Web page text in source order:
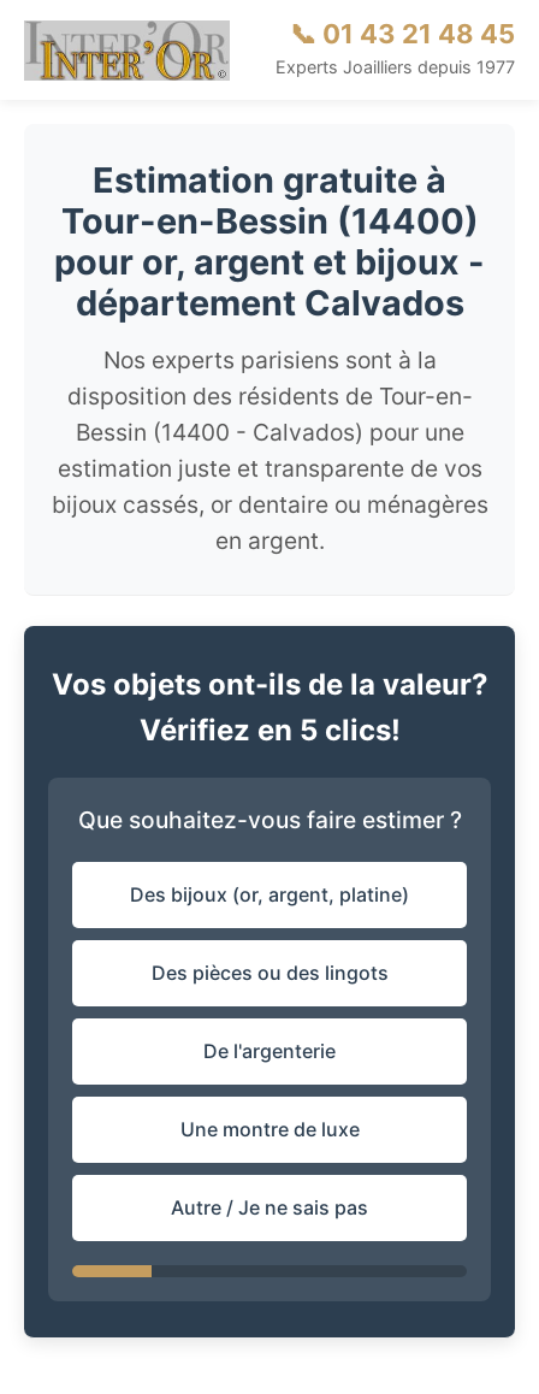
📞 01 43 21 48 45
Experts Joailliers depuis 1977
Estimation gratuite à
Tour-en-Bessin (14400)
pour or, argent et bijoux -
département Calvados
Nos experts parisiens sont à la
disposition des résidents de Tour-en-
Bessin (14400 - Calvados) pour une
estimation juste et transparente de vos
bijoux cassés, or dentaire ou ménagères
en argent.
Vos objets ont-ils de la valeur?
Vérifiez en 5 clics!
Que souhaitez-vous faire estimer ?
Des bijoux (or, argent, platine)
Des pièces ou des lingots
De l'argenterie
Une montre de luxe
Autre / Je ne sais pas